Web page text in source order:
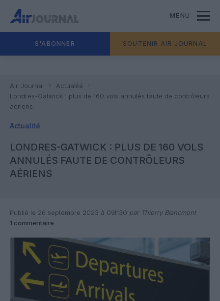
MENU
S'ABONNER SOUTENIR AIR JOURNAL
Air Journal
Actualité
Londres-Gatwick : plus de 160 vols annulés faute de contrôleurs
aériens
Actualité
LONDRES-GATWICK : PLUS DE 160 VOLS
ANNULÉS FAUTE DE CONTRÔLEURS
AÉRIENS
Publié le 26 septembre 2023 à 09h30 par Thierry Blancmont
1 commentaire